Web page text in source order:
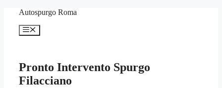
contenuto
Autospurgo Roma
Menu
Pronto Intervento Spurgo
Filacciano